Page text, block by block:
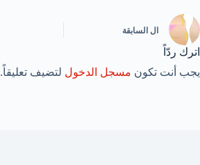
ال السابقة
اترك ردّاً
يجب أنت تكون مسجل الدخول لتضيف تعليقاً.